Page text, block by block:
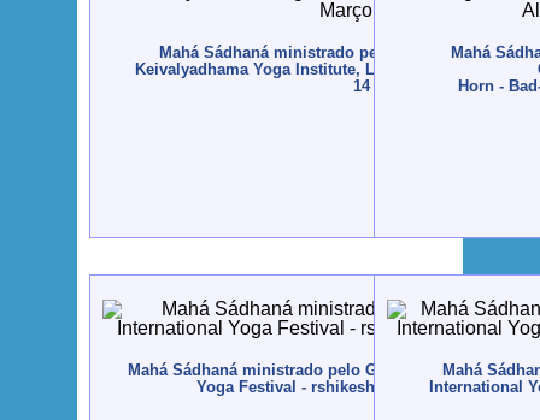
Mahá Sádhaná ministrado pelo Guru Jí aos
Keivalyadhama Yoga Institute, Lonavala, Índia - 2015,
14
Mahá
Horn -
Mahá Sádhaná ministrado pelo Guru Jí durante o
Yoga Festival - rshikesh, Índia - 2013, Março
Mahá
International